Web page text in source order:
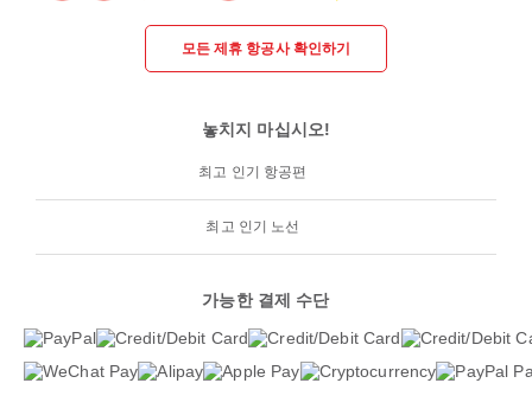
모든 제휴 항공사 확인하기
놓치지 마십시오!
최고 인기 항공편
최고 인기 노선
가능한 결제 수단